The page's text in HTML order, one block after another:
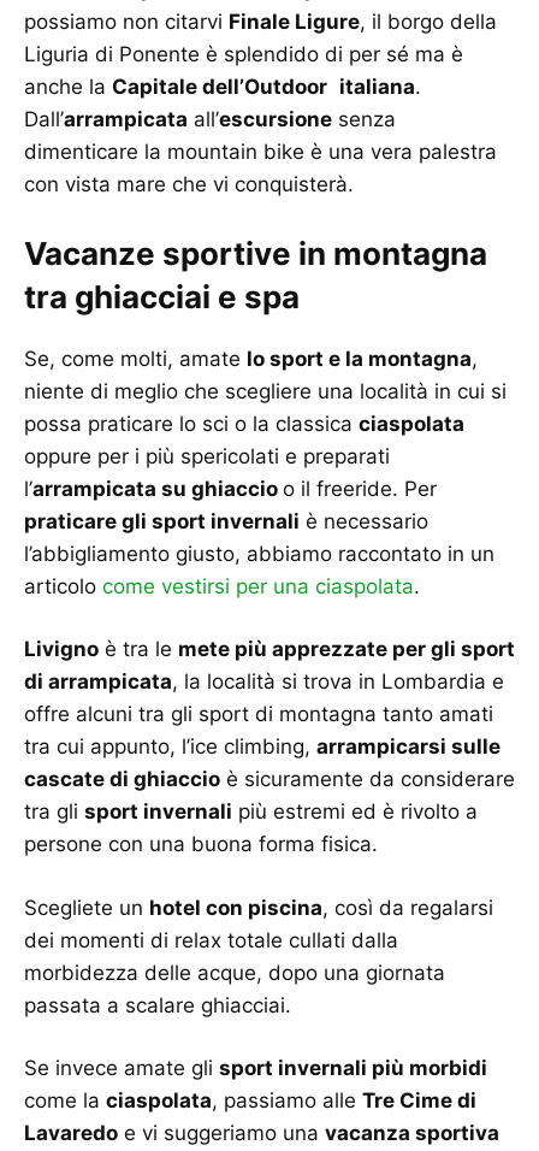
possiamo non citarvi Finale Ligure, il borgo della
Liguria di Ponente è splendido di per sé ma è
anche la Capitale dell’Outdoor italiana.
Dall’arrampicata all’escursione senza
dimenticare la mountain bike è una vera palestra
con vista mare che vi conquisterà.
Vacanze sportive in montagna
tra ghiacciai e spa
Se, come molti, amate lo sport e la montagna,
niente di meglio che scegliere una località in cui si
possa praticare lo sci o la classica ciaspolata
oppure per i più spericolati e preparati
l’arrampicata su ghiaccio o il freeride. Per
praticare gli sport invernali è necessario
l’abbigliamento giusto, abbiamo raccontato in un
articolo come vestirsi per una ciaspolata.
Livigno è tra le mete più apprezzate per gli sport
di arrampicata, la località si trova in Lombardia e
offre alcuni tra gli sport di montagna tanto amati
tra cui appunto, l’ice climbing, arrampicarsi sulle
cascate di ghiaccio è sicuramente da considerare
tra gli sport invernali più estremi ed è rivolto a
persone con una buona forma fisica.
Scegliete un hotel con piscina, così da regalarsi
dei momenti di relax totale cullati dalla
morbidezza delle acque, dopo una giornata
passata a scalare ghiacciai.
Se invece amate gli sport invernali più morbidi
come la ciaspolata, passiamo alle Tre Cime di
Lavaredo e vi suggeriamo una vacanza sportiva